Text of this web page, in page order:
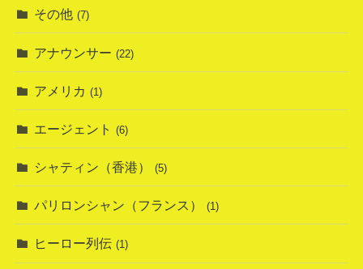
その他 (7)
アナウンサー (22)
アメリカ (1)
エージェント (6)
シャティン（香港） (5)
パリロンシャン（フランス） (1)
ヒーロー列伝 (1)